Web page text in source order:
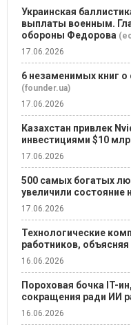
Украинская
выплаты военным.
обороны Федорова
17.06.2026
6 незаменимых книг о
(founder.ua)
17.06.2026
Казахстан привлек
инвестициями $10
17.06.2026
500 самых богатых
увеличили состояние
17.06.2026
Технологические
работников, объясняя
16.06.2026
Пороховая бочка IT-
сокращения ради ИИ
16.06.2026